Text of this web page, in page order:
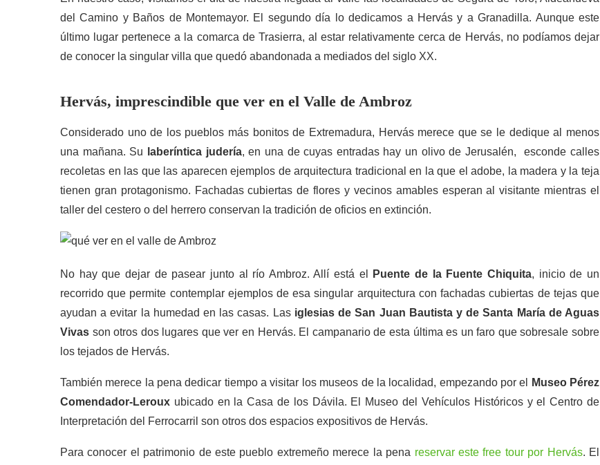
del Camino y Baños de Montemayor. El segundo día lo dedicamos a Hervás y a Granadilla. Aunque este
último lugar pertenece a la comarca de Trasierra, al estar relativamente cerca de Hervás, no podíamos dejar
de conocer la singular villa que quedó abandonada a mediados del siglo XX.
Hervás, imprescindible que ver en el Valle de Ambroz
Considerado uno de los pueblos más bonitos de Extremadura, Hervás merece que se le dedique al menos
una mañana. Su
laberíntica judería, en una de cuyas entradas hay un olivo de Jerusalén, esconde calles
recoletas en las que las aparecen ejemplos de arquitectura tradicional en la que el adobe, la madera y la teja
tienen gran protagonismo. Fachadas cubiertas de flores y vecinos amables esperan al visitante mientras el
taller del cestero o del herrero conservan la tradición de oficios en extinción.
No hay que dejar de pasear junto al río Ambroz. Allí está el Puente de la Fuente Chiquita, inicio de un
recorrido que permite contemplar ejemplos de esa singular arquitectura con fachadas cubiertas de tejas que
ayudan a evitar la humedad en las casas. Las iglesias de San Juan Bautista y de Santa María de Aguas
Vivas son otros dos lugares que ver en Hervás. El campanario de esta última es un faro que sobresale sobre
los tejados de Hervás.
También merece la pena dedicar tiempo a visitar los museos de la localidad, empezando por el
Museo Pérez
Comendador-Leroux ubicado en la Casa de los Dávila. El Museo del Vehículos Históricos y el Centro de
Interpretación del Ferrocarril son otros dos espacios expositivos de Hervás.
Para conocer el patrimonio de este pueblo extremeño merece la pena reservar este free tour por Hervás. El